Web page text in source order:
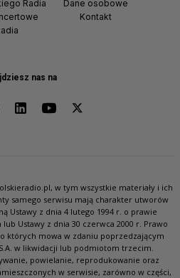
nas na
Radia
Dane osobowe
Kontakt
w tym wszystkie materiały i ich
samego serwisu mają charakter utworów
Ustawy z dnia 4 lutego 1994 r. o prawie
Ustawy z dnia 30 czerwca 2000 r. Prawo
o których mowa w zdaniu poprzedzającym
w likwidacji lub podmiotom trzecim.
powielanie, reprodukowanie oraz
w serwisie, zarówno w części,